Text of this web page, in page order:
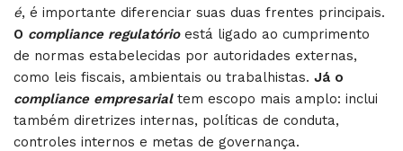
é, é importante diferenciar suas duas frentes principais.
O compliance regulatórioestá ligado ao cumprimento
de normas estabelecidas por autoridades externas,
como leis fiscais, ambientais ou trabalhistas. Já o
compliance empresarialtem escopo mais amplo: inclui
também diretrizes internas, políticas de conduta,
controles internos e metas de governança.